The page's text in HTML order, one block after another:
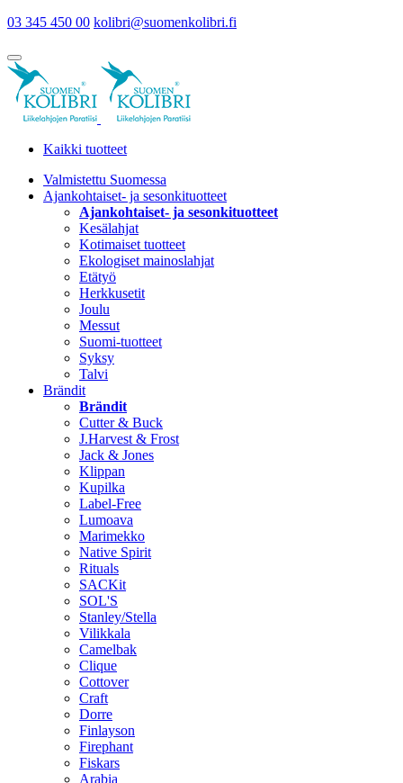
03 345 450 00 kolibri@suomenkolibri.fi
Kaikki tuotteet
Valmistettu Suomessa
Ajankohtaiset- ja sesonkituotteet
Ajankohtaiset- ja sesonkituotteet
Kesälahjat
Kotimaiset tuotteet
Ekologiset mainoslahjat
Etätyö
Herkkusetit
Joulu
Messut
Suomi-tuotteet
Syksy
Talvi
Brändit
Brändit
Cutter & Buck
J.Harvest & Frost
Jack & Jones
Klippan
Kupilka
Label-Free
Lumoava
Marimekko
Native Spirit
Rituals
SACKit
SOL'S
Stanley/Stella
Vilikkala
Camelbak
Clique
Cottover
Craft
Dorre
Finlayson
Firephant
Fiskars
Arabia